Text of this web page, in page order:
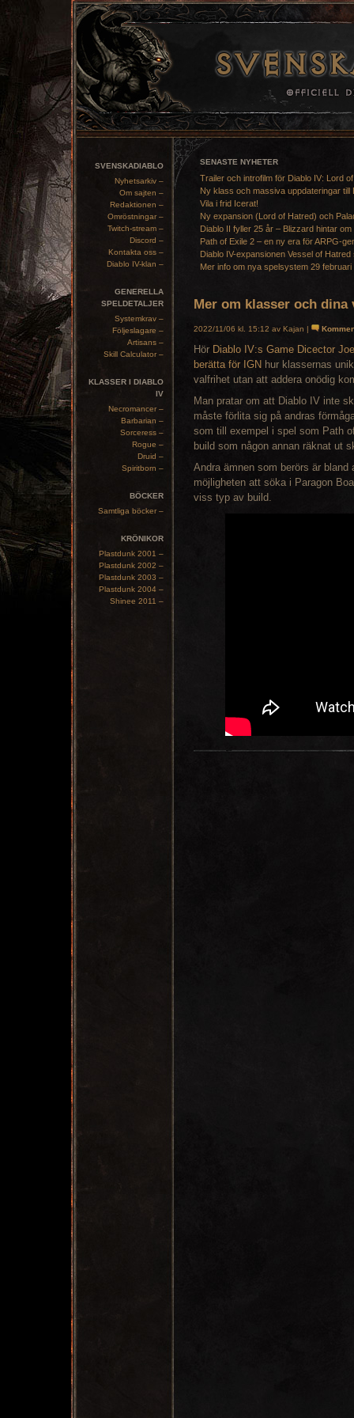
SVENSKADIABLO
Nyhetsarkiv –
Om sajten –
Redaktionen –
Omröstningar –
Twitch-stream –
Discord –
Kontakta oss –
Diablo IV-klan –
GENERELLA
SPELDETALJER
Systemkrav –
Följeslagare –
Artisans –
Skill Calculator –
KLASSER I DIABLO
IV
Necromancer –
Barbarian –
Sorceress –
Rogue –
Druid –
Spiritborn –
BÖCKER
Samtliga böcker –
KRÖNIKOR
Plastdunk 2001 –
Plastdunk 2002 –
Plastdunk 2003 –
Plastdunk 2004 –
Shinee 2011 –
SENASTE NYHETER
Trailer och introfilm för Diablo IV: Lord
Ny klass och massiva uppdateringar till
Vila i frid Icerat!
Ny expansion (Lord of Hatred) och
Diablo II fyller 25 år – Blizzard hintar om
Path of Exile 2 – en ny era för ARPG-
Diablo IV-expansionen Vessel of
Mer info om nya spelsystem 29 februari
Mer om klasser och
2022/11/06 kl. 15:12 av Kajan |
Hör Diablo IV:s Game Dicector
berätta för IGN hur klassernas
valfrihet utan att addera onödig
Man pratar om att Diablo IV inte
måste förlita sig på andras
som till exempel i spel som Path
build som någon annan räknat ut
Andra ämnen som berörs är
möjligheten att söka i Paragon
viss typ av build.